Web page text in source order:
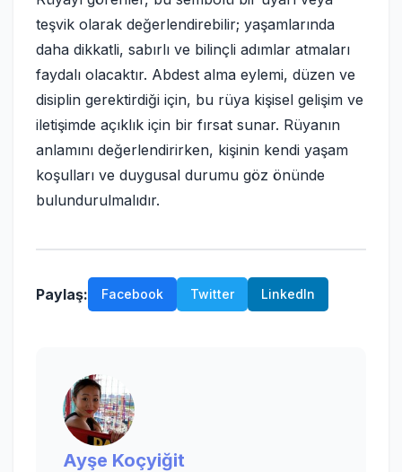
teşvik olarak değerlendirebilir; yaşamlarında
daha dikkatli, sabırlı ve bilinçli adımlar atmaları
faydalı olacaktır. Abdest alma eylemi, düzen ve
disiplin gerektirdiği için, bu rüya kişisel gelişim ve
iletişimde açıklık için bir fırsat sunar. Rüyanın
anlamını değerlendirirken, kişinin kendi yaşam
koşulları ve duygusal durumu göz önünde
bulundurulmalıdır.
Paylaş: Facebook Twitter LinkedIn
Ayşe Koçyiğit